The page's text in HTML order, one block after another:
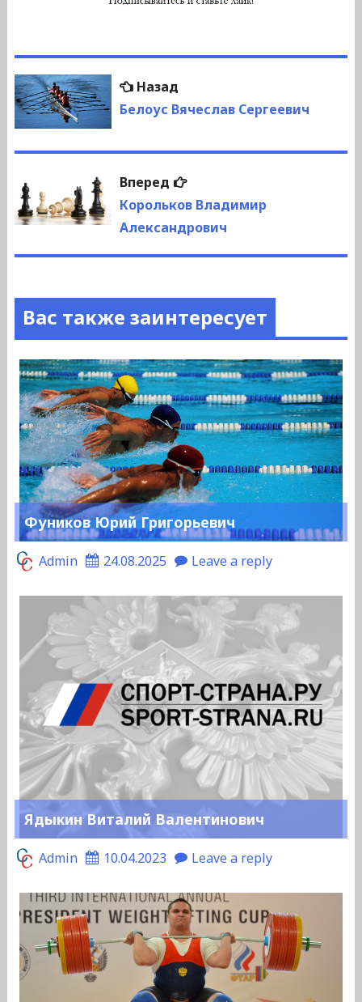
Навигация
по
записям
НазадПредыдущая
запись:
Белоус Вячеслав Сергеевич
Вперед
Следующая
запись:
Корольков Владимир
Александрович
Вас также заинтересует
Фуников Юрий Григорьевич
Admin 24.08.2025 Leave a reply
Ядыкин Виталий Валентинович
Admin 10.04.2023 Leave a reply